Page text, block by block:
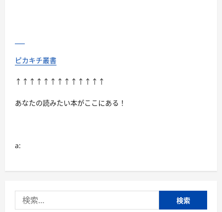
ピカキチ叢書
↑↑↑↑↑↑↑↑↑↑↑↑↑
あなたの読みたい本がここにある！
a:
索: